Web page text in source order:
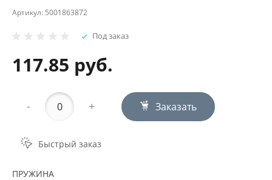
Артикул: 5001863872
Под заказ
117.85 руб.
- + Заказать
Быстрый заказ
ПРУЖИНА